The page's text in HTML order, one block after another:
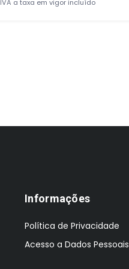
IVA a taxa em vigor incluído
Informações
Política de Privacidade
Acesso a Dados Pessoais